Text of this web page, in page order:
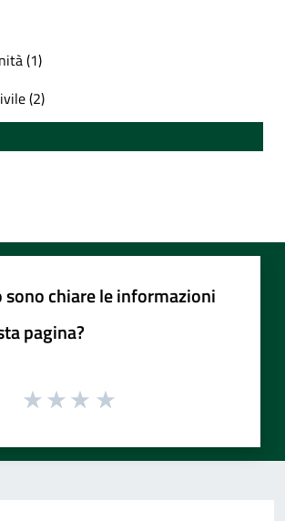
(1)
(2)
sono chiare le informazioni
pagina?